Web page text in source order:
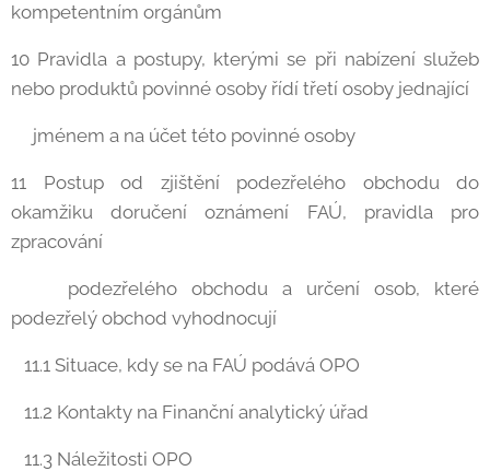
kompetentním orgánům
10 Pravidla a postupy, kterými se při nabízení služeb
nebo produktů povinné osoby řídí třetí osoby jednající
jménem a na účet této povinné osoby
11 Postup od zjištění podezřelého obchodu do
okamžiku doručení oznámení FAÚ, pravidla pro
zpracování
podezřelého obchodu a určení osob, které
podezřelý obchod vyhodnocují
11.1 Situace, kdy se na FAÚ podává OPO
11.2 Kontakty na Finanční analytický úřad
11.3 Náležitosti OPO